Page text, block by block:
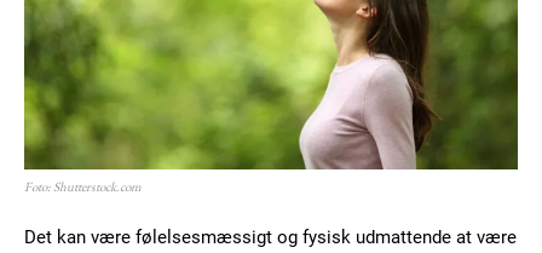
Foto: Shutterstock.com
Det kan være følelsesmæssigt og fysisk udmattende at være